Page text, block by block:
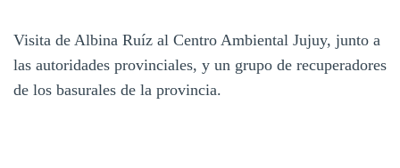
Visita de Albina Ruíz al Centro Ambiental Jujuy, junto a
las autoridades provinciales, y un grupo de recuperadores
de los basurales de la provincia.